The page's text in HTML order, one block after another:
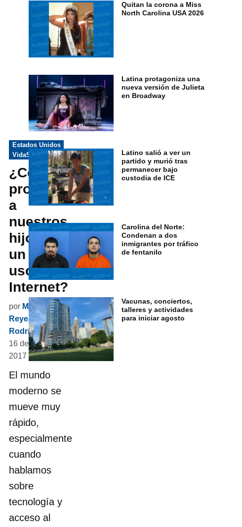
Publicado
en
Estados Unidos
VidaSana
¿Cómo
proteger
a
nuestros
hijos de
un mal
uso del
Internet?
por Mae Lynn
Reyes-
Rodríguez, Ph.D.
16 de enero de
2017
El mundo
moderno se
mueve muy
rápido,
especialmente
cuando
hablamos
sobre
tecnología y
acceso al
Quitan la corona a Miss
North Carolina USA 2026
Latina protagoniza una
nueva versión de Julieta
en Broadway
Latino salió a ver un
partido y murió tras
permanecer bajo
custodia de ICE
Carolina del Norte:
Condenan a dos
inmigrantes por tráfico
de fentanilo
Vacunas, conciertos,
talleres y actividades
para iniciar agosto